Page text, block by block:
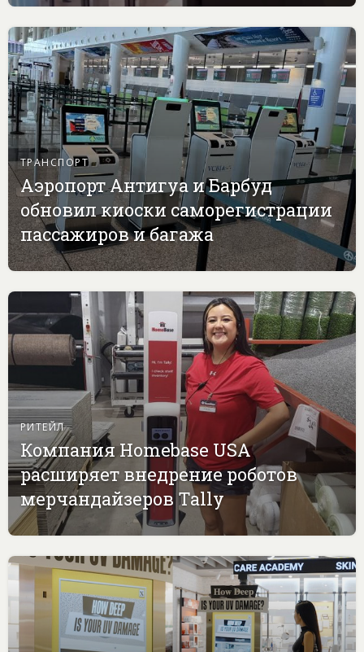
ТРАНСПОРТ
Аэропорт Антигуа и Барбуд
обновил киоски саморегистрации
пассажиров и багажа
РИТЕЙЛ
Компания Homebase USA
расширяет внедрение роботов
мерчандайзеров Tally